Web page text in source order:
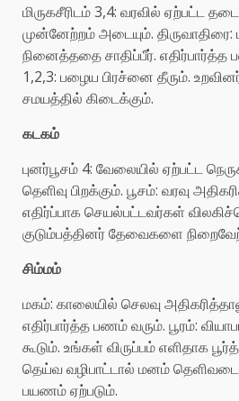
மிருகசீரிடம் 3,4: வரவில் ஏற்பட்ட
முன்னேற்றம் அடையும். திருவாதிரை:
நினைத்ததை சாதிப்பீர். எதிர்பார்த்த
1,2,3: பழைய பிரச்னை தீரும்.
சமயத்தில் கிடைக்கும்.
கடகம்
புனர்பூசம் 4: வேலையில் ஏற்பட்ட
தெளிவு பிறக்கும். பூசம்: வரவு
எதிர்ப்பாக செயல்பட்டவர்கள்
குடும்பத்தினர் தேவைகளை
சிம்மம்
மகம்: காலையில் செலவு
எதிர்பார்த்த பணம் வரும். பூரம்:
கூடும். உங்கள் விருப்பம் எளிதாக
தெய்வ வழிபாட்டால் மனம்
பயணம் ஏற்படும்.